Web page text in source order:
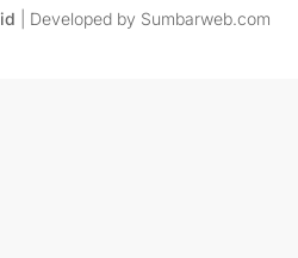
| Developed by Sumbarweb.com